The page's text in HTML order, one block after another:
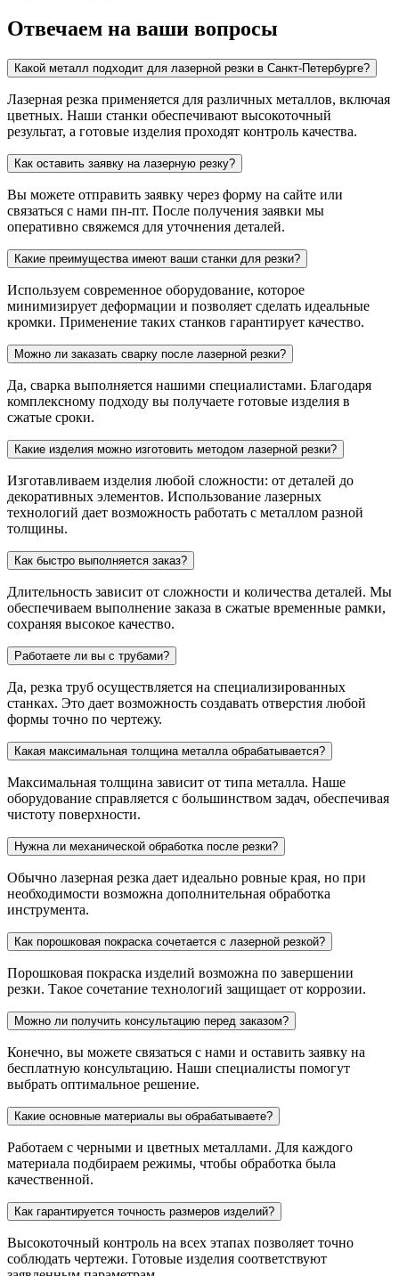
Отвечаем на ваши вопросы
Какой металл подходит для лазерной резки в Санкт-Петербурге?
Лазерная резка применяется для различных металлов, включая
цветных. Наши станки обеспечивают высокоточный
результат, а готовые изделия проходят контроль качества.
Как оставить заявку на лазерную резку?
Вы можете отправить заявку через форму на сайте или
связаться с нами пн-пт. После получения заявки мы
оперативно свяжемся для уточнения деталей.
Какие преимущества имеют ваши станки для резки?
Используем современное оборудование, которое
минимизирует деформации и позволяет сделать идеальные
кромки. Применение таких станков гарантирует качество.
Можно ли заказать сварку после лазерной резки?
Да, сварка выполняется нашими специалистами. Благодаря
комплексному подходу вы получаете готовые изделия в
сжатые сроки.
Какие изделия можно изготовить методом лазерной резки?
Изготавливаем изделия любой сложности: от деталей до
декоративных элементов. Использование лазерных
технологий дает возможность работать с металлом разной
толщины.
Как быстро выполняется заказ?
Длительность зависит от сложности и количества деталей. Мы
обеспечиваем выполнение заказа в сжатые временные рамки,
сохраняя высокое качество.
Работаете ли вы с трубами?
Да, резка труб осуществляется на специализированных
станках. Это дает возможность создавать отверстия любой
формы точно по чертежу.
Какая максимальная толщина металла обрабатывается?
Максимальная толщина зависит от типа металла. Наше
оборудование справляется с большинством задач, обеспечивая
чистоту поверхности.
Нужна ли механической обработка после резки?
Обычно лазерная резка дает идеально ровные края, но при
необходимости возможна дополнительная обработка
инструмента.
Как порошковая покраска сочетается с лазерной резкой?
Порошковая покраска изделий возможна по завершении
резки. Такое сочетание технологий защищает от коррозии.
Можно ли получить консультацию перед заказом?
Конечно, вы можете связаться с нами и оставить заявку на
бесплатную консультацию. Наши специалисты помогут
выбрать оптимальное решение.
Какие основные материалы вы обрабатываете?
Работаем с черными и цветных металлами. Для каждого
материала подбираем режимы, чтобы обработка была
качественной.
Как гарантируется точность размеров изделий?
Высокоточный контроль на всех этапах позволяет точно
соблюдать чертежи. Готовые изделия соответствуют